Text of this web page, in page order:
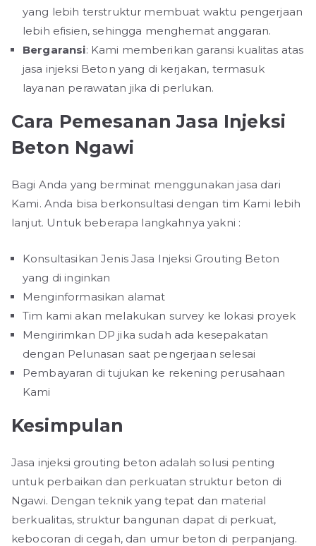
yang lebih terstruktur membuat waktu pengerjaan
lebih efisien, sehingga menghemat anggaran.
Bergaransi: Kami memberikan garansi kualitas atas
jasa injeksi Beton yang di kerjakan, termasuk
layanan perawatan jika di perlukan.
Cara Pemesanan Jasa Injeksi
Beton Ngawi
Bagi Anda yang berminat menggunakan jasa dari
Kami. Anda bisa berkonsultasi dengan tim Kami lebih
lanjut. Untuk beberapa langkahnya yakni :
Konsultasikan Jenis Jasa Injeksi Grouting Beton
yang di inginkan
Menginformasikan alamat
Tim kami akan melakukan survey ke lokasi proyek
Mengirimkan DP jika sudah ada kesepakatan
dengan Pelunasan saat pengerjaan selesai
Pembayaran di tujukan ke rekening perusahaan
Kami
Kesimpulan
Jasa injeksi grouting beton adalah solusi penting
untuk perbaikan dan perkuatan struktur beton di
Ngawi. Dengan teknik yang tepat dan material
berkualitas, struktur bangunan dapat di perkuat,
kebocoran di cegah, dan umur beton di perpanjang.